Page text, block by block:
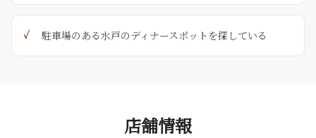
駐車場のある水戸のディナースポットを探している
店舗情報